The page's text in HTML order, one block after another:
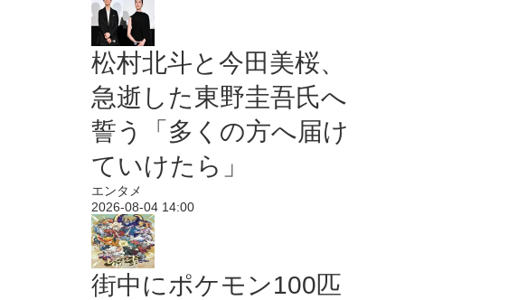
松村北斗と今田美桜、
急逝した東野圭吾氏へ
誓う「多くの方へ届け
ていけたら」
エンタメ
2026-08-04 14:00
街中にポケモン100匹